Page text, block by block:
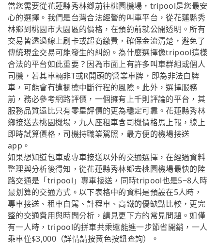
當您需要從花蓮縣秀林鄉前往桃園機場，tripool是您最安
心的選擇。我們是台灣合法經營的叫車平台，從花蓮縣秀
林鄉到桃園市大園區的價格，在預約前就公開透明。所有
交易皆透過線上刷卡或超商繳費，確保金流清楚，避免了
傳統現金交易可能發生的糾紛。為什麼選擇像tripool這樣
合法的平台如此重要？因為市面上有許多叫車群組或個人
司機，若其車輛非T或R開頭的營業車牌，即為非法白牌
車，可能會有遭攔檢中斷行程的風險。此外，選擇服務
前，務必參考網路評價，一個擁有上千則評論的平台，其
服務品質遠比只有零星評價的更為穩定可靠。花蓮縣秀林
鄉接送去桃園機場，九人座租車含司機價格馬上報，線上
即時試算價格，司機持職業駕照，最方便的機場接送
app。
如果想知道包車或專車接送以外的交通選擇，在經過資料
整理與分析後得知，從花蓮縣秀林鄉去桃園機場最快的陸
路交通是「tripool」專車接送，同時tripool也是5~8人時
最划算的交通方式。以下表格中的資料是預設在5人時，
專車接送、租車自駕、計程車、高鐵的優缺點比較，更完
整的交通費用與時間分析，請見更下方的常見問題。如僅
有一人時，tripool的拼車共乘還能進一步節省開銷，一人
乘車僅$3,000（詳情請按黃色按鈕查詢）。